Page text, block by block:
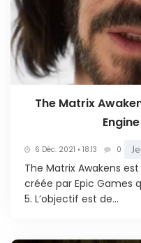
The Matrix
6 Déc. 2021 • 18:13 0
The Matrix Awakens
créée par Epic Games
5. L’objectif est de...